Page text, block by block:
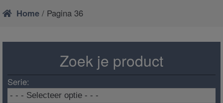
Home / Pagina 36
Zoek je product
Serie: